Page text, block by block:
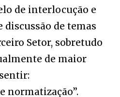
de interlocução e
de temas
Setor, sobretudo
de maior
normatização”.